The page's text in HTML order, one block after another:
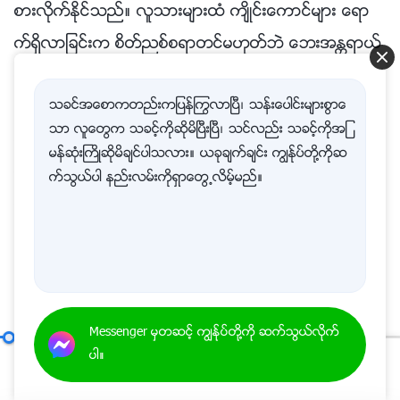
စားလိုက္ႏိုင္သည္။ လူသားမ်ားထံ က်ိဳင္းေကာင္မ်ား ေရာ
က္ရွိလာျခင္းက စိတ္ညစ္စရာတင္မဟုတ္ဘဲ ေဘးအႏၲရာယ္
တစ္ခုျဖစ္သည္။ က်ိဳင္းေကာင္မ်ား အမ်ားအျပား ေပၚလာျခ
င္းက ေဘးအႏၲရာယ္တစ္မ်ိဳးျဖစ္သည္၊ ဤသို႔ဆိုလွ်င္ ႂကြက္
မ်ားက်ေတာ့ေရာ။ သူတို႔ကိုစားမည့္ ငွက္မ်ား မရွိလွ်င္ သူ
တို႔သည္ သင္ထင္တာထက္ကို ျမန္ဆန္စြာ ပြားမ်ားလာပါလိ
ည္း။ (ကပ္ေရာဂါကို ရင္ဆိုင္ရပါမည္။) ကပ္ေရာဂါတစ္ခုပဲေ
လာ။ ႂကြက္မ်ားက အကုန္လုံး ကိုက္စားၾကမည္ျဖစ္သည္။
သစ္သားမ်ားကိုပင္ ကိုက္ျဖတ္ၾကလိမ့္မည္။ အိမ္တစ္အိမ္တြ
သခင္အေစာကတည္းကျပန္ႂကြလာၿပီ၊ သန္းေပါင္းမ်ားစြာေ
သာ လူေတြက သခင့္ကိုဆိုမိၿပီးၿပီ၊ သင္လည္း သခင့္ကိုအျ
မန္ဆုံးႀကိဳဆိုမိခ်င္ပါသလား။ ယခုခ်က္ခ်င္း ကြၽန္ုပ္တို႔ကိုဆ
က္သြယ္ပါ နည္းလမ္းကိုရွာေတြ႕လိမ့္မည္။
Messenger မွတဆင့္ ကြၽန္ုပ္တို႔ကို ဆက္သြယ္လိုက္
ပါ။
အတုမရွိ ဘုရားသခင္ကိုယ္ေတာ္တိုင္ (၉)
00:20 37:53